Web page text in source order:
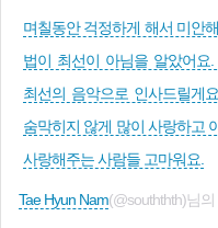
며칠동안 걱정하게 해서 미안
법이 최선이 아님을 알았어요
최선의 음악으로 인사드릴게
숨막히지 않게 많이 사랑하고
사랑해주는 사람들 고마워요.
Tae Hyun Nam(@souththth)님